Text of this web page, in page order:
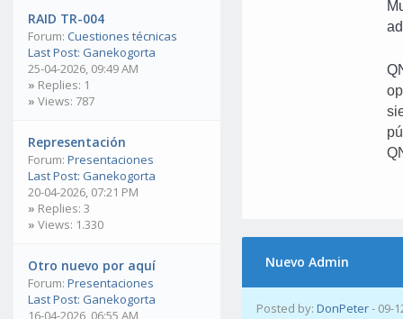
RAID TR-004
Forum:Cuestiones técnicas
Last Post: Ganekogorta
25-04-2026, 09:49 AM
» Replies: 1
»Views: 787
Representación
Forum:Presentaciones
Last Post: Ganekogorta
20-04-2026, 07:21 PM
» Replies: 3
»Views: 1.330
Otro nuevo por aquí
Forum:Presentaciones
Last Post: Ganekogorta
16-04-2026, 06:55 AM
Nuevo Admin
Posted by: DonPeter- 09-